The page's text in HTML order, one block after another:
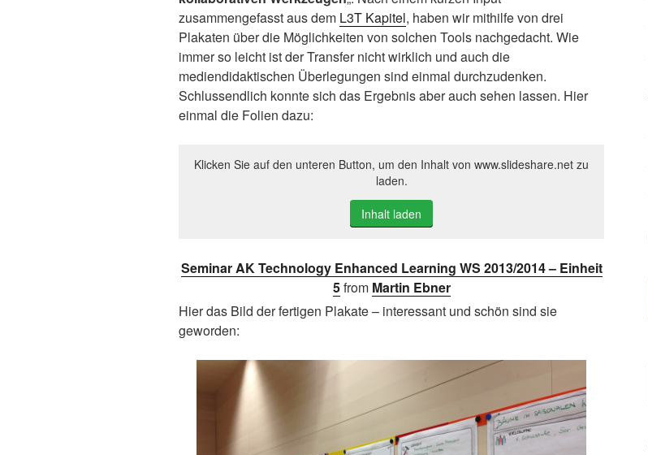
zusammengefasst aus dem L3T Kapitel, haben wir mithilfe von drei
Plakaten über die Möglichkeiten von solchen Tools nachgedacht. Wie
immer so leicht ist der Transfer nicht wirklich und auch die
mediendidaktischen Überlegungen sind einmal durchzudenken.
Schlussendlich konnte sich das Ergebnis aber auch sehen lassen. Hier
einmal die Folien dazu:
Klicken Sie auf den unteren Button, um den Inhalt von www.slideshare.net zu
laden.
Inhalt laden
Seminar AK Technology Enhanced Learning WS 2013/2014 – Einheit
5from Martin Ebner
Hier das Bild der fertigen Plakate – interessant und schön sind sie
geworden: